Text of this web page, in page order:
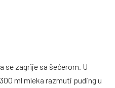
se zagrije sa šećerom. U
ml mleka razmuti puding u